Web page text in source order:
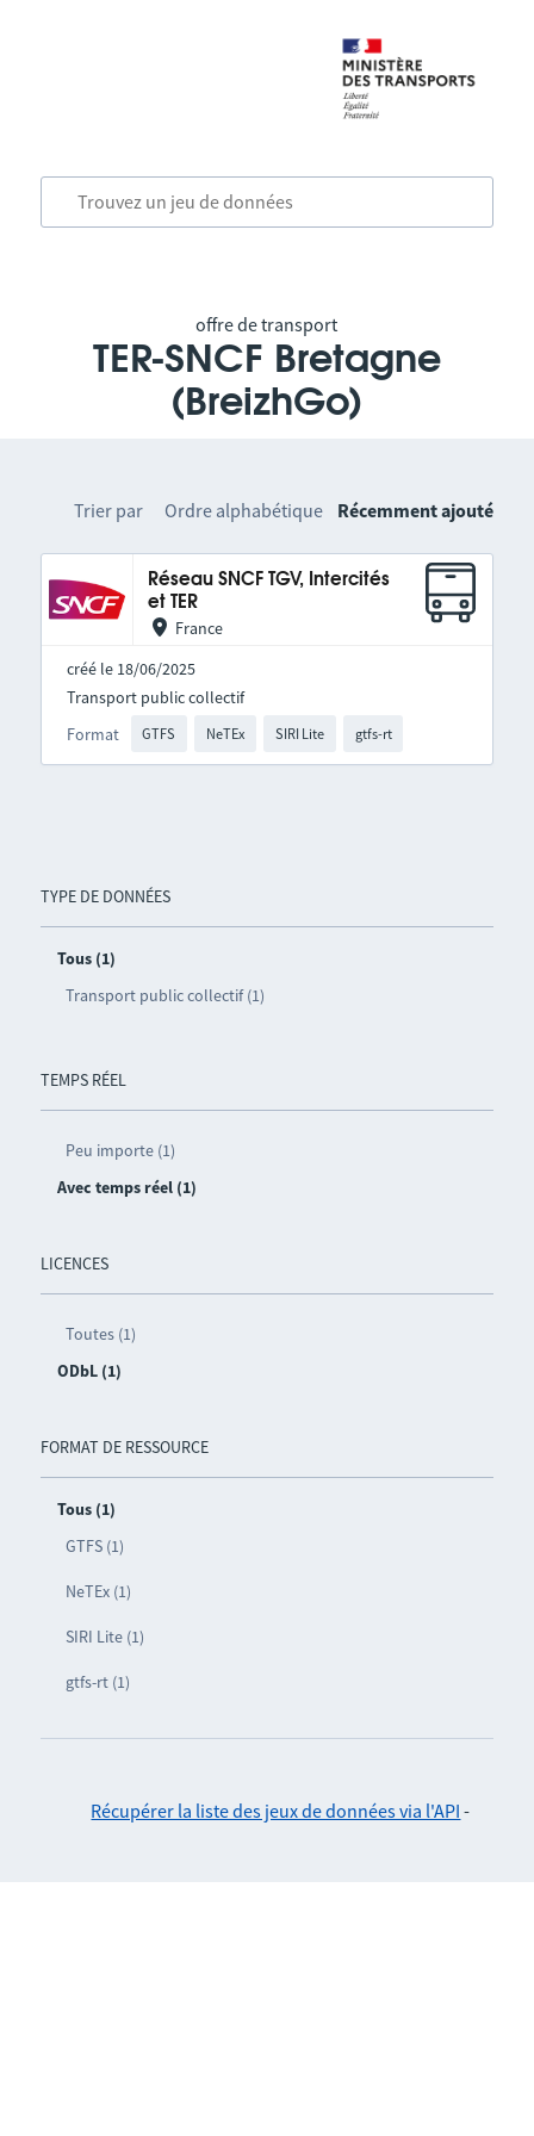
offre de transport
TER-SNCF Bretagne
(BreizhGo)
TYPE DE DONNÉES
Tous (1)
Transport public collectif (1)
TEMPS RÉEL
Peu importe (1)
Avec temps réel (1)
LICENCES
Toutes (1)
ODbL (1)
FORMAT DE RESSOURCE
Tous (1)
GTFS (1)
NeTEx (1)
SIRI Lite (1)
gtfs-rt (1)
Trier par Ordre alphabétique Récemment ajouté
Réseau SNCF TGV, Intercités
et TER
France
créé le 18/06/2025
Format GTFS NeTEx SIRI Lite gtfs-rt
Transport public collectif
Récupérer la liste des jeux de données via l'API -